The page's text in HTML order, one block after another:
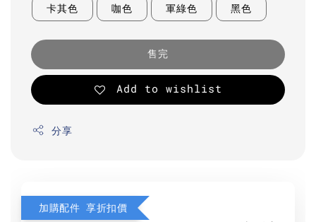
卡其色 咖色 軍綠色 黑色
售完
Add to wishlist
分享
加購配件 享折扣價